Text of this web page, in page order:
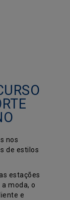
nos
de estilos
estações
moda, o
e